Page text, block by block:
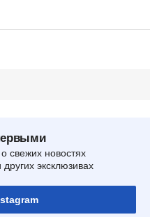
свежих новостях
эксклюзивах